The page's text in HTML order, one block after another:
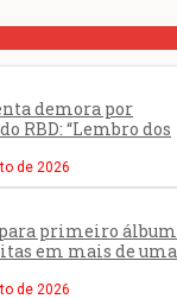
demora por
RBD: “Lembro dos
de 2026
primeiro álbum
em mais de uma
de 2026